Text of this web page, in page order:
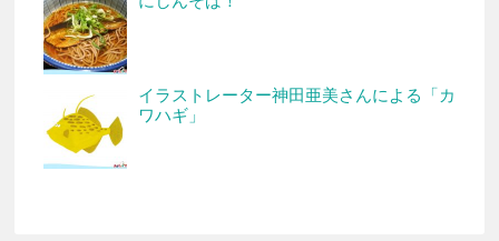
イラストレーター神田亜美さんによる「カ
ワハギ」